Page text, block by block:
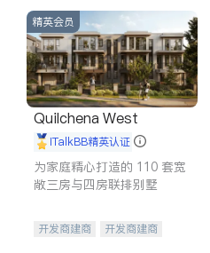
质厨房，家的选择。
室内装修
精英会员
Quilchena West
iTalkBB精英认证
为家庭精心打造的 110 套宽
敞三房与四房联排别墅
开发商建商
开发商建商